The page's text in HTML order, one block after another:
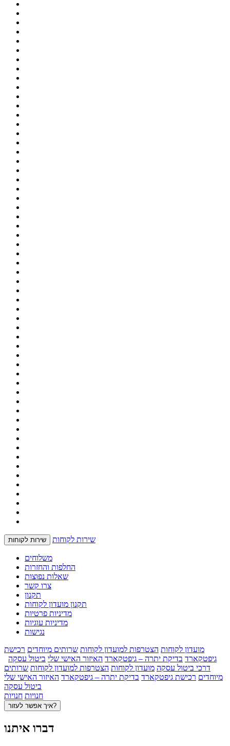
שירות לקוחות שירות לקוחות
משלוחים
החלפות והחזרות
שאלות נפוצות
צרו קשר
תקנון
תקנון מועדון לקוחות
מדיניות פרטיות
מדיניות עוגיות
נגישות
מועדון לקוחות הצטרפות למועדון לקוחות שרותים מיוחדים רכישת
גיפטקארד בדיקת יתרה – גיפטקארד האיזור האישי שלי ביטול עסקה
דרכי ביטול עסקה מועדון לקוחות הצטרפות למועדון לקוחות שרותים
מיוחדים רכישת גיפטקארד בדיקת יתרה – גיפטקארד האיזור האישי שלי
ביטול עסקה
חנויות חנויות
איך אפשר לעזור?
דברו איתנו